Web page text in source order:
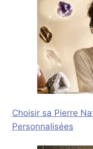
Choisir sa Pierre
Personnalisées